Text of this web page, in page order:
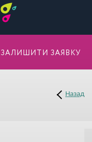
Назад
ЗАЛИШИТИ ЗАЯВКУ